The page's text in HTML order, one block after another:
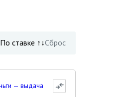
По ставке ↑↓Сброс